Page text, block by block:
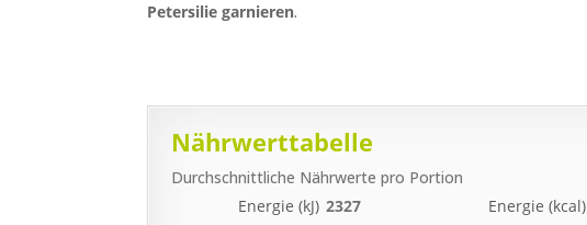
Petersilie garnieren.
Nährwerttabelle
Durchschnittliche Nährwerte pro Portion
Energie (kJ) 2327
Energie (kcal)